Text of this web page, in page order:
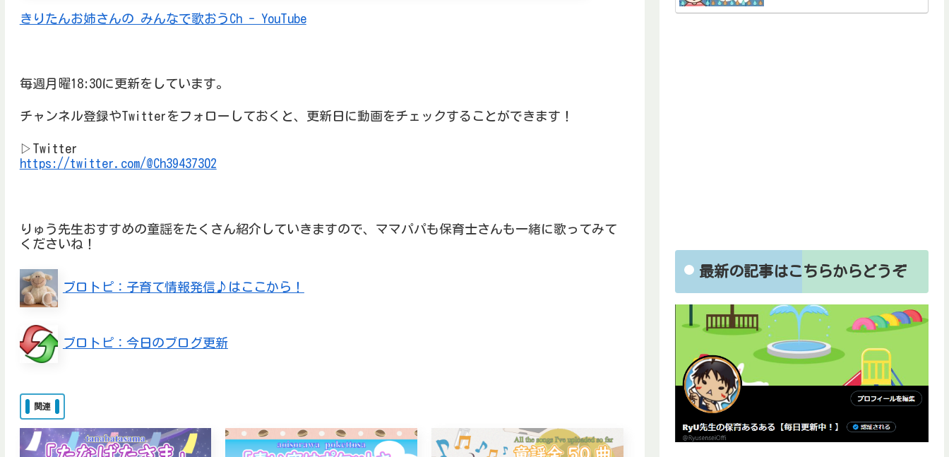
きりたんお姉さんの みんなで歌おうCh - YouTube
毎週月曜18:30に更新をしています。
チャンネル登録やTwitterをフォローしておくと、更新日に動画をチェックすることができます！
▷Twitter
https://twitter.com/@Ch39437302
りゅう先生おすすめの童謡をたくさん紹介していきますので、ママパパも保育士さんも一緒に歌ってみて
くださいね！
ブロトピ：子育て情報発信♪はここから！
ブロトピ：今日のブログ更新
関連
最新の記事はこちらからどうぞ